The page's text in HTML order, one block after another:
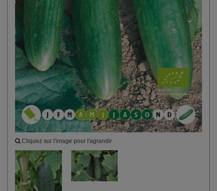
Cliquez sur l'image pour l'agrandir